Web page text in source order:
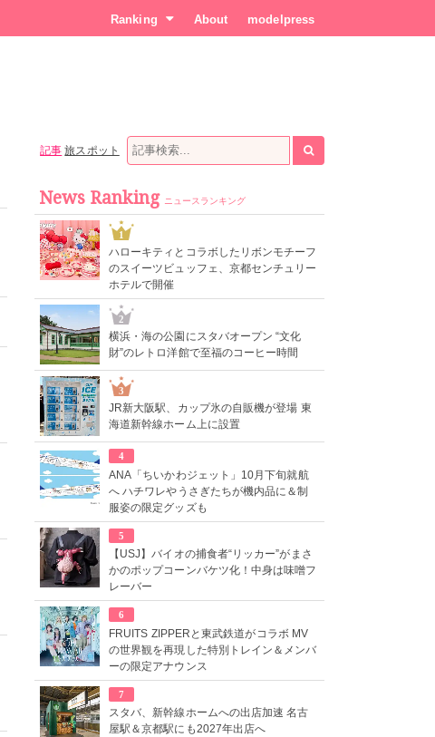
Ranking About modelpress
記事 旅スポット
News Ranking ニュースランキング
1
ハローキティとコラボしたリボンモチーフ
のスイーツビュッフェ、京都センチュリー
ホテルで開催
2
横浜・海の公園にスタバオープン “文化
財”のレトロ洋館で至福のコーヒー時間
3
JR新大阪駅、カップ氷の自販機が登場 東
海道新幹線ホーム上に設置
4
ANA「ちいかわジェット」10月下旬就航
へ ハチワレやうさぎたちが機内品に＆制
服姿の限定グッズも
5
【USJ】バイオの捕食者“リッカー”がまさ
かのポップコーンバケツ化！中身は味噌フ
レーバー
6
FRUITS ZIPPERと東武鉄道がコラボ MV
の世界観を再現した特別トレイン＆メンバ
ーの限定アナウンス
7
スタバ、新幹線ホームへの出店加速 名古
屋駅＆京都駅にも2027年出店へ